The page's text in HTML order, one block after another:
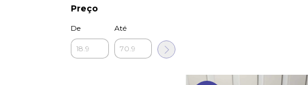
Preço
De Até